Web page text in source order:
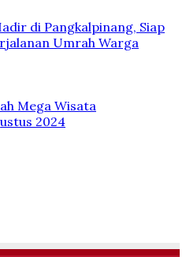
di Pangkalpinang, Siap
Umrah Warga
Mega Wisata
2024